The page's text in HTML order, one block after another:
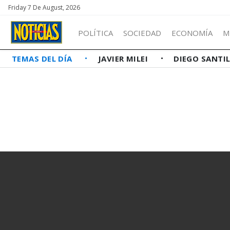
Friday 7 De August, 2026
POLÍTICA SOCIEDAD ECONOMÍA
TEMAS DEL DÍA JAVIER MILEI DIEGO